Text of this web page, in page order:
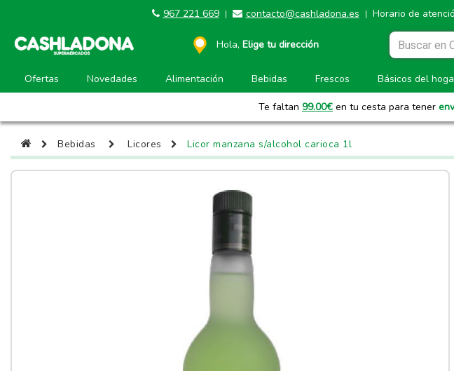
967 221 669 | contacto@cashladona.es | Horario de
Hola, Elige tu dirección
Ofertas Novedades Alimentación Bebidas Frescos Básicos del
Te faltan 99.00€ en tu cesta para tener
Bebidas Licores Licor manzana s/alcohol carioca 1l